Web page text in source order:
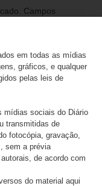
Campos
em todas as mídias
gráficos, e qualquer
pelas leis de
mídias sociais do Diário
transmitidas de
fotocópia, gravação,
sem a prévia
de acordo com
do material aqui